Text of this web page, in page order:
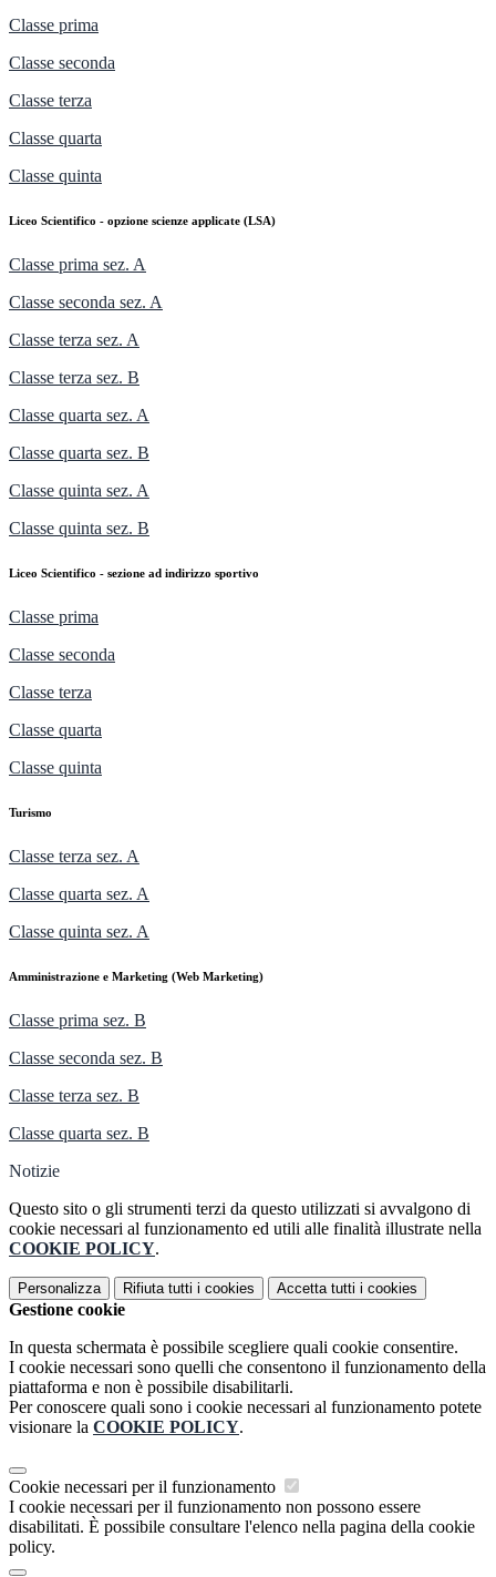
Classe prima
Classe seconda
Classe terza
Classe quarta
Classe quinta
Liceo Scientifico - opzione scienze applicate (LSA)
Classe prima sez. A
Classe seconda sez. A
Classe terza sez. A
Classe terza sez. B
Classe quarta sez. A
Classe quarta sez. B
Classe quinta sez. A
Classe quinta sez. B
Liceo Scientifico - sezione ad indirizzo sportivo
Classe prima
Classe seconda
Classe terza
Classe quarta
Classe quinta
Turismo
Classe terza sez. A
Classe quarta sez. A
Classe quinta sez. A
Amministrazione e Marketing (Web Marketing)
Classe prima sez. B
Classe seconda sez. B
Classe terza sez. B
Classe quarta sez. B
Notizie
Questo sito o gli strumenti terzi da questo utilizzati si avvalgono di
cookie necessari al funzionamento ed utili alle finalità illustrate nella
COOKIE POLICY.
Personalizza Rifiuta tutti i cookies Accetta tutti i cookies
Gestione cookie
In questa schermata è possibile scegliere quali cookie consentire.
I cookie necessari sono quelli che consentono il funzionamento della
piattaforma e non è possibile disabilitarli.
Per conoscere quali sono i cookie necessari al funzionamento potete
visionare la COOKIE POLICY.
Cookie necessari per il funzionamento
I cookie necessari per il funzionamento non possono essere
disabilitati. È possibile consultare l'elenco nella pagina della cookie
policy.